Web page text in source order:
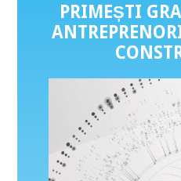
PRIMEȘTI